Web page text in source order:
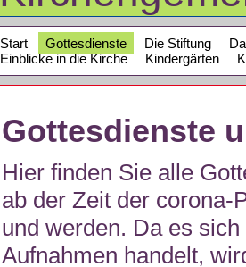
Start Gottesdienste Die Stiftung
Einblicke in die Kirche
Kindergärten
Gottesdienste
Hier finden Sie alle
ab der Zeit der corona-
und werden. Da es
Aufnahmen handelt,